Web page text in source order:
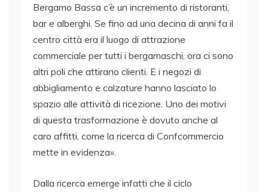
Bergamo Bassa c’è un incremento di ristoranti,
bar e alberghi. Se fino ad una decina di anni fa il
centro città era il luogo di attrazione
commerciale per tutti i bergamaschi, ora ci sono
altri poli che attirano clienti. E i negozi di
abbigliamento e calzature hanno lasciato lo
spazio alle attività di ricezione. Uno dei motivi
di questa trasformazione è dovuto anche al
caro affitti, come la ricerca di Confcommercio
mette in evidenza».
Dalla ricerca emerge infatti che il ciclo